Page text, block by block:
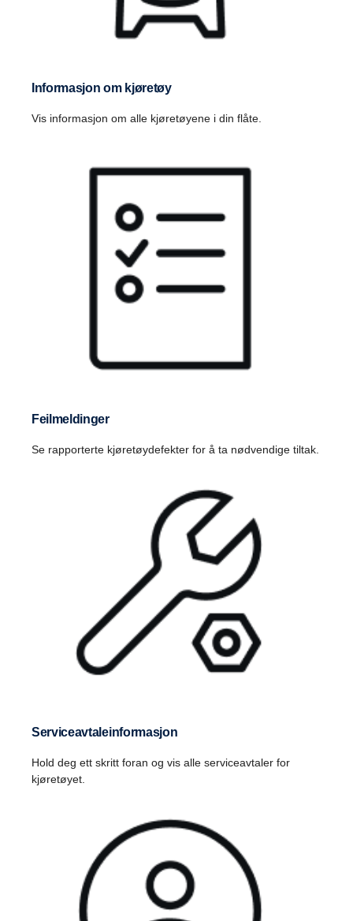
Informasjon om kjøretøy
Vis informasjon om alle kjøretøyene i din flåte.
Feilmeldinger
Se rapporterte kjøretøydefekter for å ta nødvendige tiltak.
Serviceavtaleinformasjon
Hold deg ett skritt foran og vis alle serviceavtaler for
kjøretøyet.